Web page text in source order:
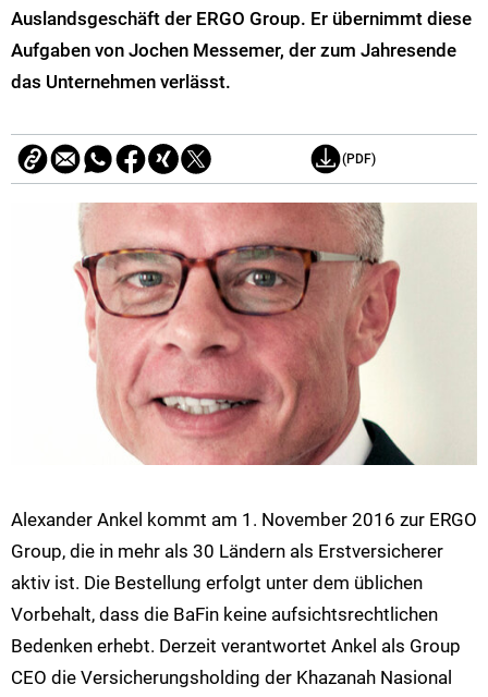
Auslandsgeschäft der ERGO Group. Er übernimmt diese
Aufgaben von Jochen Messemer, der zum Jahresende
das Unternehmen verlässt.
(PDF)
Alexander Ankel kommt am 1. November 2016 zur ERGO
Group, die in mehr als 30 Ländern als Erstversicherer
aktiv ist. Die Bestellung erfolgt unter dem üblichen
Vorbehalt, dass die BaFin keine aufsichtsrechtlichen
Bedenken erhebt. Derzeit verantwortet Ankel als Group
CEO die Versicherungsholding der Khazanah Nasional